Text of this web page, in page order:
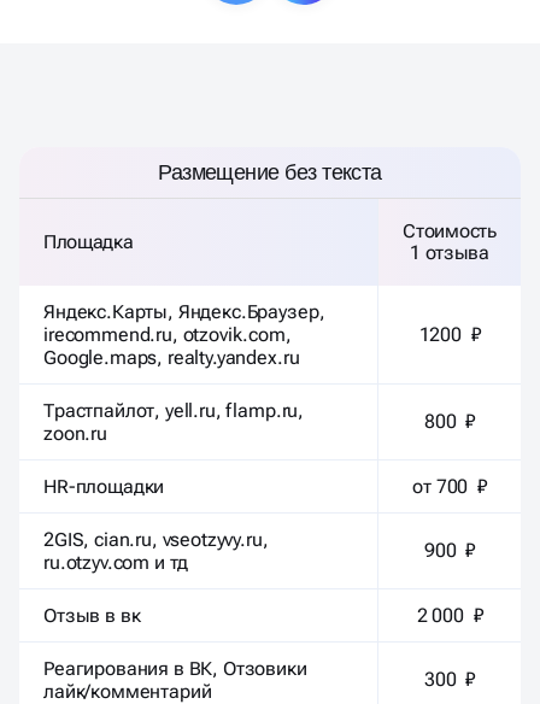
РАЗМЕЩЕНИЕ БЕЗ ТЕКСТА
Размещение без текста
Площадка
Стоимость
1 отзыва
Яндекс.Карты, Яндекс.Браузер,
irecommend.ru, otzovik.com,
Google.maps, realty.yandex.ru
1200 ₽
Трастпайлот, yell.ru, flamp.ru,
zoon.ru
800 ₽
HR-площадки от 700 ₽
2GIS, cian.ru, vseotzyvy.ru,
ru.otzyv.com и тд
900 ₽
Отзыв в вк 2 000 ₽
Реагирования в ВК, Отзовики
лайк/комментарий
300 ₽